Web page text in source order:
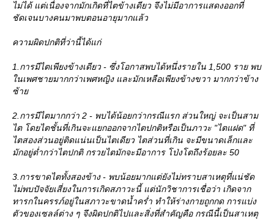
ไม่ได้ แต่เนื่องจากมักเกิดที่ไตข้างเดียว จึงไม่มีอาการแสดงออกที่
ชัดเจนบางคนมาพบตอนอายุมากแล้ว
ความผิดปกติที่ว่านี้ได้แก่
1.การมีไตเพียงข้างเดียว - ซึ่งโอกาสพบได้หนึ่งรายใน 1,500 ราย พบ
นเพศชายมากกว่าเพศหญิง และมักเหลือเพียงข้างขวา มากกว่าข้าง
ซ้า
2.การมีไตมากกว่า 2 - พบได้น้อยกว่ากรณีแรก ส่วนใหญ่ จะเป็นสาม
ไต โดยไตชั้นที่เกินจะแยกออกจากไตปกติหรือเป็นภาวะ "ไตแฝด" ที่
ไตสองส่วนอยู่ติดแน่นเป็นไตเดียว ไตส่วนที่เกิน จะมีขนาดเล็กและ
มักอยู่ต่ำกว่าไตปกติ กรวยไตมักจะมีอาการ โป่งโตถึงร้อยละ 50
3.การขาดไตทั้งสองข้าง - พบน้อยมากแต่ยังไม่ทราบสาเหตุที่แน่ชัด
ไม่พบปัจจัยเสี่ยงในการเกิดสภาวะนี้ แต่นักวิชาการเชื่อว่า เกิดจาก
ทารกในครรภ์อยู่ในสภาวะขาดน้ำคร่ำ ทำให้ร่างกายถูกกด การแบ่ง
ตัวของเซลล์ต่าง ๆ จึงผิดปกติไปและสิ่งที่สำคัญคือ กรณีนี้เป็นสาเหตุ